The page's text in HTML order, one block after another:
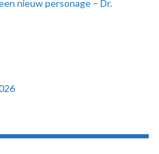
nieuw personage – Dr.